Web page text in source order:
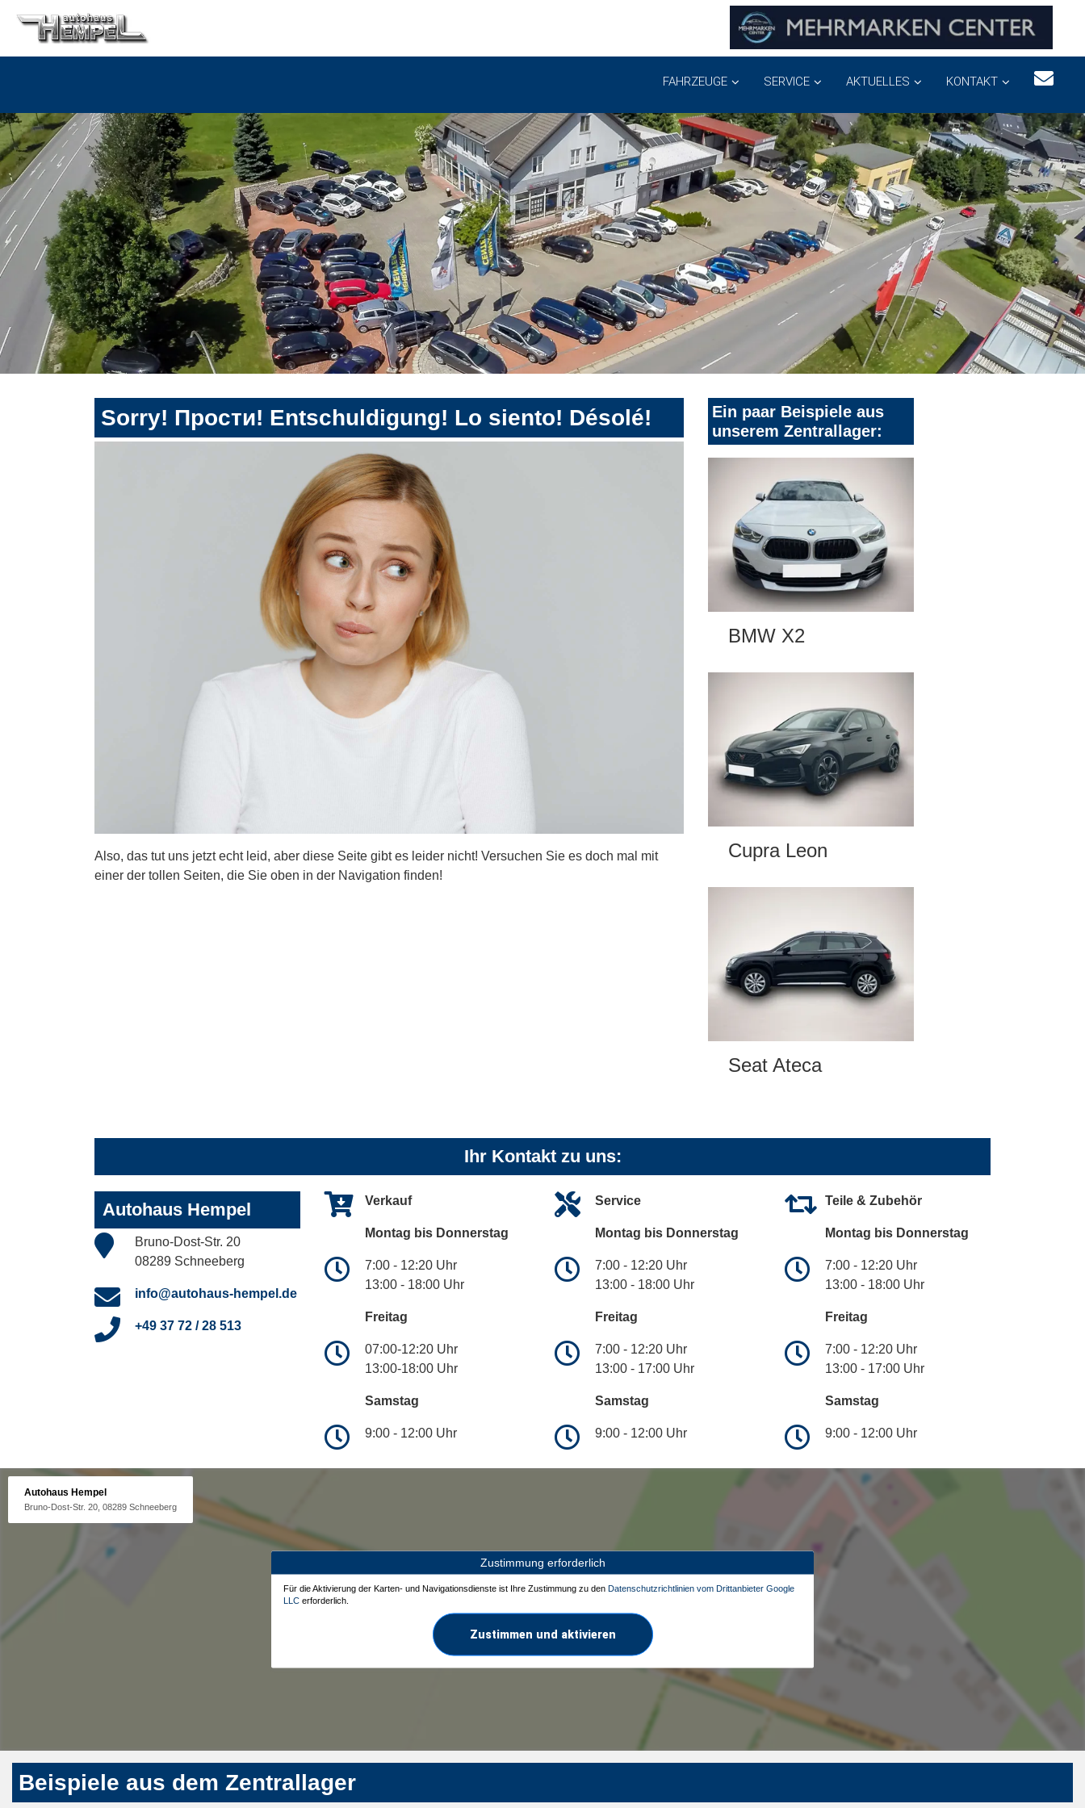
FAHRZEUGE SERVICE AKTUELLES KONTAKT
Sorry! Прости! Entschuldigung! Lo siento! Désolé!
Also, das tut uns jetzt echt leid, aber diese Seite gibt es leider nicht! Versuchen Sie es doch mal mit
einer der tollen Seiten, die Sie oben in der Navigation finden!
Ein paar Beispiele aus
unserem Zentrallager:
BMW X2
Cupra Leon
Seat Ateca
Ihr Kontakt zu uns:
Autohaus Hempel
Bruno-Dost-Str. 20
08289 Schneeberg
info@autohaus-hempel.de
+49 37 72 / 28 513
Verkauf
Montag bis Donnerstag
7:00 - 12:20 Uhr
13:00 - 18:00 Uhr
Freitag
07:00-12:20 Uhr
13:00-18:00 Uhr
Samstag
9:00 - 12:00 Uhr
Service
Montag bis Donnerstag
7:00 - 12:20 Uhr
13:00 - 18:00 Uhr
Freitag
7:00 - 12:20 Uhr
13:00 - 17:00 Uhr
Samstag
9:00 - 12:00 Uhr
Teile & Zubehör
Montag bis Donnerstag
7:00 - 12:20 Uhr
13:00 - 18:00 Uhr
Freitag
7:00 - 12:20 Uhr
13:00 - 17:00 Uhr
Samstag
9:00 - 12:00 Uhr
Autohaus Hempel
Bruno-Dost-Str. 20, 08289 Schneeberg
Zustimmung erforderlich
Für die Aktivierung der Karten- und Navigationsdienste ist Ihre Zustimmung zu den Datenschutzrichtlinien vom Drittanbieter Google
LLC erforderlich.
Zustimmen und aktivieren
Beispiele aus dem Zentrallager